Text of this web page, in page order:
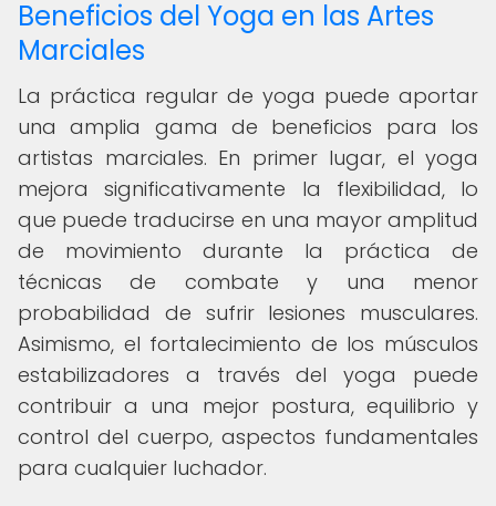
Beneficios del Yoga en las Artes
Marciales
La práctica regular de yoga puede aportar
una amplia gama de beneficios para los
artistas marciales. En primer lugar, el yoga
mejora significativamente la flexibilidad, lo
que puede traducirse en una mayor amplitud
de movimiento durante la práctica de
técnicas de combate y una menor
probabilidad de sufrir lesiones musculares.
Asimismo, el fortalecimiento de los músculos
estabilizadores a través del yoga puede
contribuir a una mejor postura, equilibrio y
control del cuerpo, aspectos fundamentales
para cualquier luchador.